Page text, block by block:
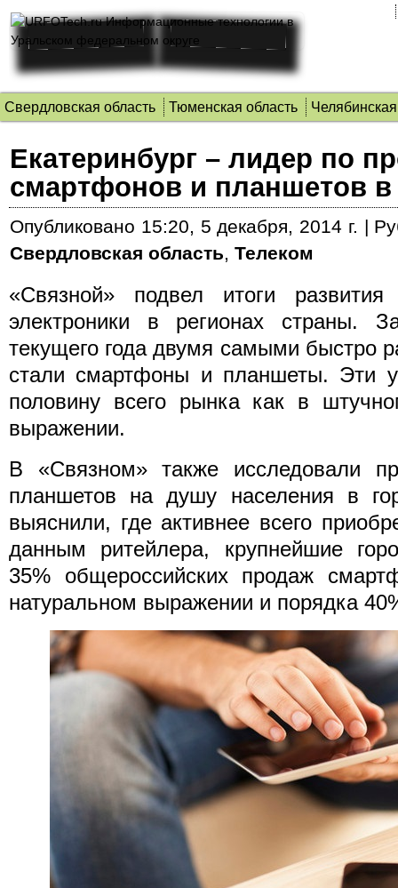
Свердловская область Тюменская область
Екатеринбург – лидер по
смартфонов и планшетов в
Опубликовано 15:20, 5 декабря, 2014 г. |
Свердловская область, Телеком
«Связной» подвел итоги
электроники в регионах страны.
текущего года двумя самыми быстро
стали смартфоны и планшеты. Эти
половину всего рынка как в
выражении.
В «Связном» также исследовали
планшетов на душу населения в
выяснили, где активнее всего
данным ритейлера, крупнейшие
35% общероссийских продаж
натуральном выражении и порядка